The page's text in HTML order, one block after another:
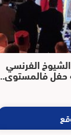
الفرنسي
حفل فالمستوى..